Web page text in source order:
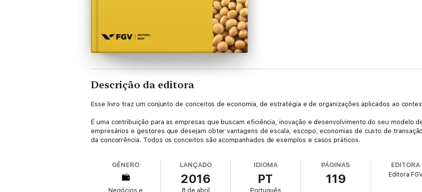
Descrição da editora
Esse livro traz um conjunto de conceitos de economia, de estratégia e de organizações aplicados ao
É uma contribuição para as empresas que buscam eficiência, inovação e desenvolvimento do seu modelo
empresários e gestores que desejam obter vantagens de escala, escopo, economias de custo de
da concorrência. Todos os conceitos são acompanhados de exemplos e casos práticos.
GÊNERO
Negócios e
LANÇADO
2016
8 de abril
IDIOMA
PT
Português
PÁGINAS
119
EDITORA
Editora